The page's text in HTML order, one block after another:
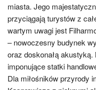
miasta. Jego
przyciągają turystów z
wartym uwagi jest
– nowoczesny budynek
oraz doskonałą
imponujące statki
Dla miłośników przyrody